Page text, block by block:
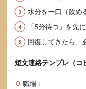
水分を一口（飲め
「5分待つ」を先
回復してきたら、
短文連絡テンプレ（コ
職場：